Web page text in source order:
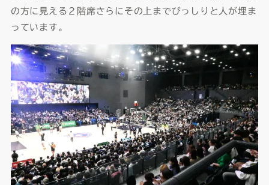
の方に見える２階席さらにその上までびっしりと人が埋ま
っています。